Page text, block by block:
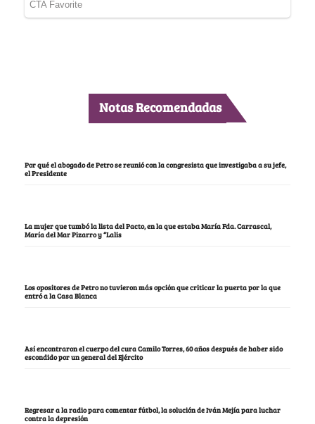
Notas Recomendadas
Por qué el abogado de Petro se reunió con la congresista que investigaba a su jefe,
el Presidente
La mujer que tumbó la lista del Pacto, en la que estaba María Fda. Carrascal,
María del Mar Pizarro y “Lalis
Los opositores de Petro no tuvieron más opción que criticar la puerta por la que
entró a la Casa Blanca
Así encontraron el cuerpo del cura Camilo Torres, 60 años después de haber sido
escondido por un general del Ejército
Regresar a la radio para comentar fútbol, la solución de Iván Mejía para luchar
contra la depresión